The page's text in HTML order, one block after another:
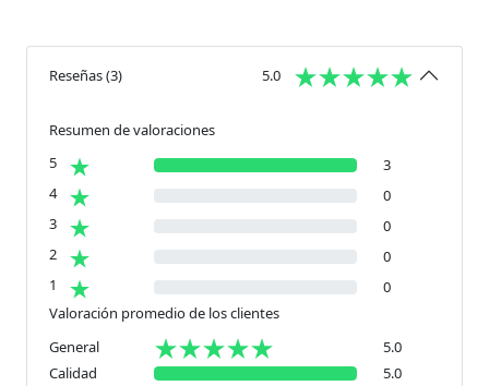
Reseñas(3) 5.0
Resumen de valoraciones
5
3
4
0
3
0
2
0
1
0
Valoración promedio de los clientes
General
5.0
Calidad
5.0